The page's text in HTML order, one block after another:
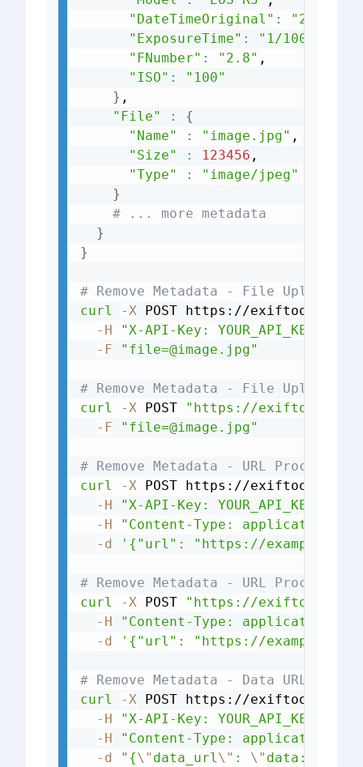
"DateTimeOriginal" :
"ExposureTime" : "1/1000"
"FNumber" : "2.8" ,
"ISO" :
"100"
} ,
"File"
:
{
"Name"
: "image.jpg" ,
"Size"
: 123456 ,
"Type"
:
"image/jpeg"
}
# ... more metadata
}
}
# Remove Metadata - File Upload -
curl
-X POST https://
-H
"X-API-Key: YOUR_API_KEY_HERE"
-F
"file=@image.jpg"
# Remove Metadata - File Upload -
curl
-X POST
"https://exiftools.com/
-F
"file=@image.jpg"
# Remove Metadata - URL
curl
-X POST https://
-H
"X-API-Key: YOUR_API_KEY_HERE"
-H
"Content-Type: application/
-d
'{"url": "https://
# Remove Metadata - URL
curl
-X POST
"https://exiftools.com/
-H
"Content-Type: application/
-d
'{"url": "https://
# Remove Metadata - Data URL
curl
-X POST https://
-H
"X-API-Key: YOUR_API_KEY_HERE"
-H
"Content-Type: application/
-d
"{\" data_url\" : \" data:image/